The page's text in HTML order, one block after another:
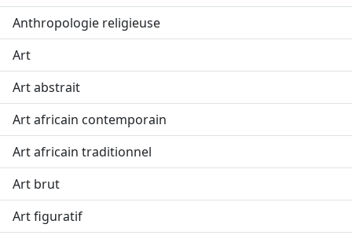
Anthropologie religieuse
Art
Art abstrait
Art africain contemporain
Art africain traditionnel
Art brut
Art figuratif